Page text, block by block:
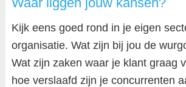
Kijk eens goed rond in je eigen
organisatie. Wat zijn bij jou de
Wat zijn zaken waar je klant graag
hoe verslaafd zijn je concurrenten